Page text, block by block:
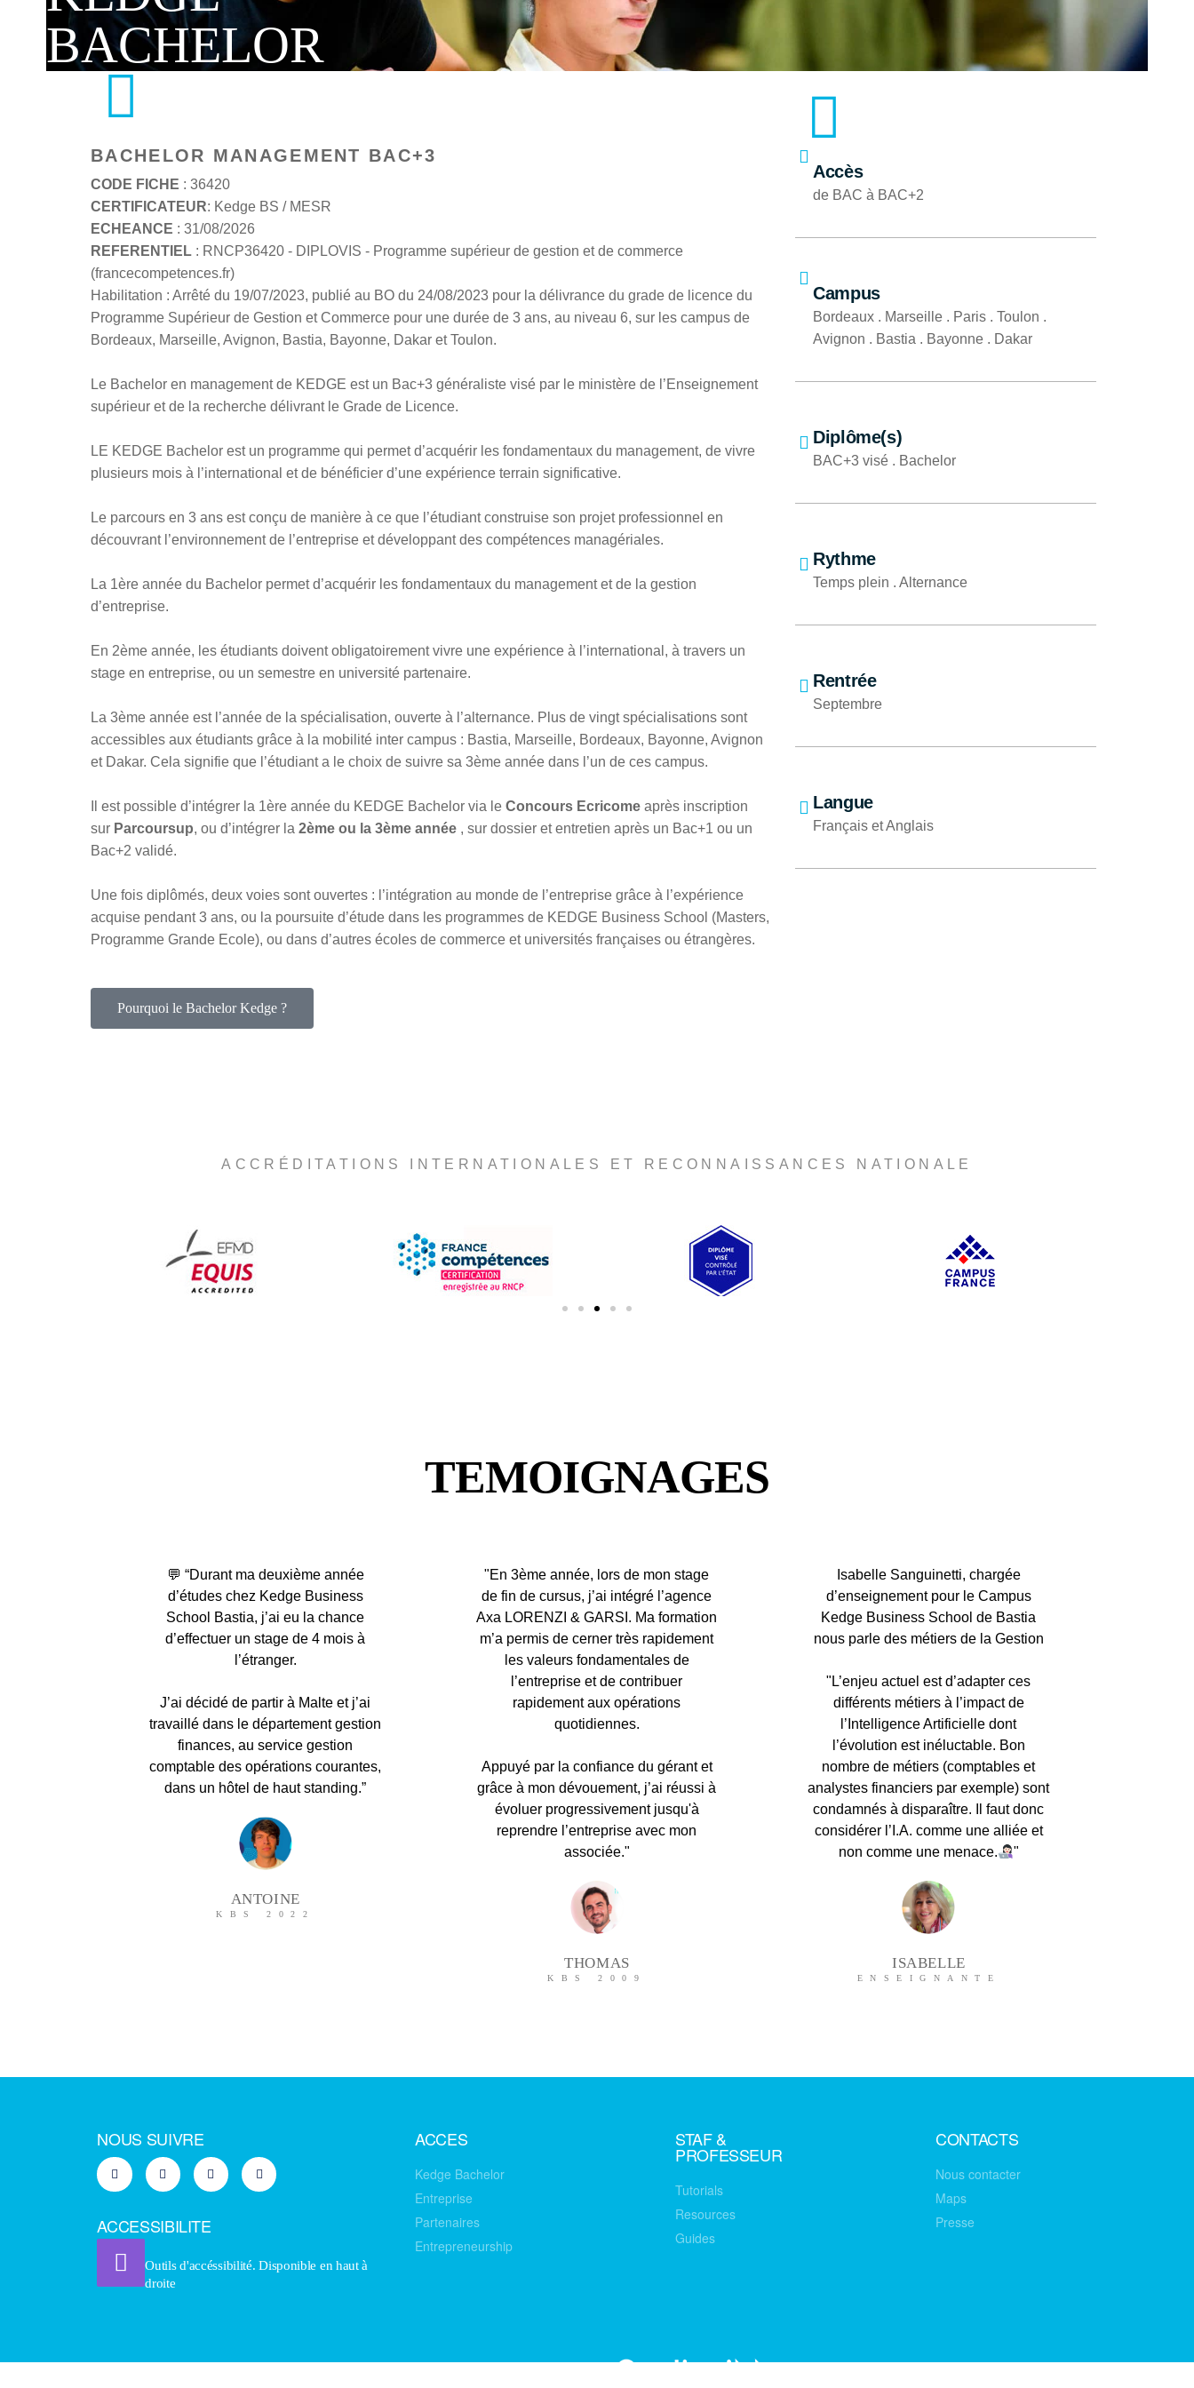
BACHELOR
BACHELOR MANAGEMENT BAC+3
CODE FICHE : 36420
CERTIFICATEUR: Kedge BS / MESR
ECHEANCE : 31/08/2026
REFERENTIEL : RNCP36420 - DIPLOVIS - Programme supérieur de gestion et de commerce
(francecompetences.fr)
Habilitation : Arrêté du 19/07/2023, publié au BO du 24/08/2023 pour la délivrance du grade de licence du
Programme Supérieur de Gestion et Commerce pour une durée de 3 ans, au niveau 6, sur les campus de
Bordeaux, Marseille, Avignon, Bastia, Bayonne, Dakar et Toulon.
Le Bachelor en management de KEDGE est un Bac+3 généraliste visé par le ministère de l’Enseignement
supérieur et de la recherche délivrant le Grade de Licence.
LE KEDGE Bachelor est un programme qui permet d’acquérir les fondamentaux du management, de vivre
plusieurs mois à l’international et de bénéficier d’une expérience terrain significative.
Le parcours en 3 ans est conçu de manière à ce que l’étudiant construise son projet professionnel en
découvrant l’environnement de l’entreprise et développant des compétences managériales.
La 1ère année du Bachelor permet d’acquérir les fondamentaux du management et de la gestion
d’entreprise.
En 2ème année, les étudiants doivent obligatoirement vivre une expérience à l’international, à travers un
stage en entreprise, ou un semestre en université partenaire.
La 3ème année est l’année de la spécialisation, ouverte à l’alternance. Plus de vingt spécialisations sont
accessibles aux étudiants grâce à la mobilité inter campus : Bastia, Marseille, Bordeaux, Bayonne, Avignon
et Dakar. Cela signifie que l’étudiant a le choix de suivre sa 3ème année dans l’un de ces campus.
Il est possible d’intégrer la 1ère année du KEDGE Bachelor via le Concours Ecricome après inscription
sur Parcoursup, ou d’intégrer la 2ème ou la 3ème année , sur dossier et entretien après un Bac+1 ou un
Bac+2 validé.
Une fois diplômés, deux voies sont ouvertes : l’intégration au monde de l’entreprise grâce à l’expérience
acquise pendant 3 ans, ou la poursuite d’étude dans les programmes de KEDGE Business School (Masters,
Programme Grande Ecole), ou dans d’autres écoles de commerce et universités françaises ou étrangères.
Pourquoi le Bachelor Kedge ?
Accès
de BAC à BAC+2
Campus
Bordeaux . Marseille . Paris . Toulon .
Avignon . Bastia . Bayonne . Dakar
Diplôme(s)
BAC+3 visé . Bachelor
Rythme
Temps plein . Alternance
Rentrée
Septembre
Langue
Français et Anglais
ACCRÉDITATIONS INTERNATIONALES ET RECONNAISSANCES NATIONALE
TEMOIGNAGES
💬 “Durant ma deuxième année
d’études chez Kedge Business
School Bastia, j’ai eu la chance
d’effectuer un stage de 4 mois à
l’étranger.
J’ai décidé de partir à Malte et j’ai
travaillé dans le département gestion
finances, au service gestion
comptable des opérations courantes,
dans un hôtel de haut standing.”
ANTOINE
KBS 2022
"En 3ème année, lors de mon stage
de fin de cursus, j’ai intégré l’agence
Axa LORENZI & GARSI. Ma formation
m’a permis de cerner très rapidement
les valeurs fondamentales de
l’entreprise et de contribuer
rapidement aux opérations
quotidiennes.
Appuyé par la confiance du gérant et
grâce à mon dévouement, j’ai réussi à
évoluer progressivement jusqu'à
reprendre l’entreprise avec mon
associée."
THOMAS
KBS 2009
Isabelle Sanguinetti, chargée
d’enseignement pour le Campus
Kedge Business School de Bastia
nous parle des métiers de la Gestion
"L’enjeu actuel est d’adapter ces
différents métiers à l’impact de
l’Intelligence Artificielle dont
l’évolution est inéluctable. Bon
nombre de métiers (comptables et
analystes financiers par exemple) sont
condamnés à disparaître. Il faut donc
considérer l’I.A. comme une alliée et
non comme une menace.
"
ISABELLE
ENSEIGNANTE
NOUS SUIVRE
ACCESSIBILITE
Outils d'accéssibilité. Disponible en haut à
droite
ACCES
Kedge Bachelor
Entreprise
Partenaires
Entrepreneurship
STAF &
PROFESSEUR
Tutorials
Resources
Guides
CONTACTS
Nous contacter
Maps
Presse